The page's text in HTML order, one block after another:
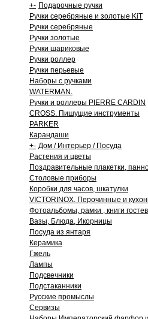
+- Подарочные ручки
Ручки серебряные и золотые KiT
Ручки серебряные
Ручки золотые
Ручки шариковые
Ручки роллер
Ручки перьевые
Наборы с ручками
WATERMAN.
Ручки и роллеры PIERRE CARDIN
CROSS. Пишущие инструменты
PARKER
Карандаши
+- Дом / Интерьер / Посуда
Растения и цветы
Поздравительные плакетки,
Столовые приборы
Коробки для часов, шкатулки
VICTORINOX. Перочинные и
Фотоальбомы, рамки , книги
Вазы, Блюда, Икорницы
Посуда из янтаря
Керамика
Гжель
Лампы
Подсвечники
Подстаканники
Русские промыслы
Сервизы